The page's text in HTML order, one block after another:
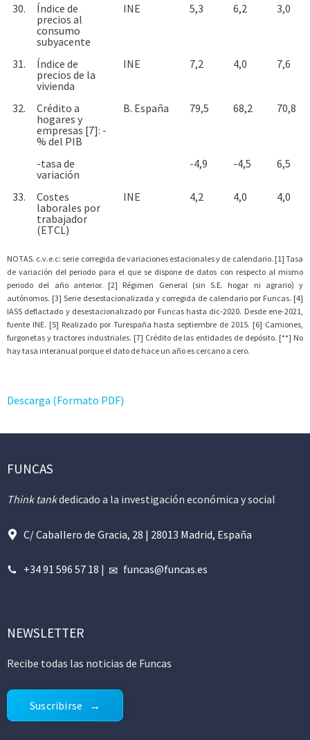
30.
Índice de
precios al
consumo
subyacente
INE 5,3 6,2 3,0
31.
Índice de
precios de la
vivienda
INE 7,2 4,0 7,6
32.
Crédito a
hogares y
empresas [7]: -
% del PIB
B. España 79,5 68,2 70,8
-tasa de
variación
-4,9 -4,5 6,5
33.
Costes
laborales por
trabajador
(ETCL)
INE 4,2 4,0 4,0
NOTAS. c.v.e.c: serie corregida de variaciones estacionales y de calendario. [1] Tasa
de variación del periodo para el que se dispone de datos con respecto al mismo
periodo del año anterior. [2] Régimen General (sin S.E. hogar ni agrario) y
autónomos. [3] Serie desestacionalizada y corregida de calendario por Funcas. [4]
IASS deflactado y desestacionalizado por Funcas hasta dic-2020. Desde ene-2021,
fuente INE. [5] Realizado por Turespaña hasta septiembre de 2015. [6] Camiones,
furgonetas y tractores industriales. [7] Crédito de las entidades de depósito. [**] No
hay tasa interanual porque el dato de hace un año es cercano a cero.
Descarga (Formato PDF)
FUNCAS
Think tankdedicado a la investigación económica y social
C/ Caballero de Gracia, 28 | 28013 Madrid, España
+34 91 596 57 18 | funcas@funcas.es
NEWSLETTER
Recibe todas las noticias de Funcas
Suscribirse